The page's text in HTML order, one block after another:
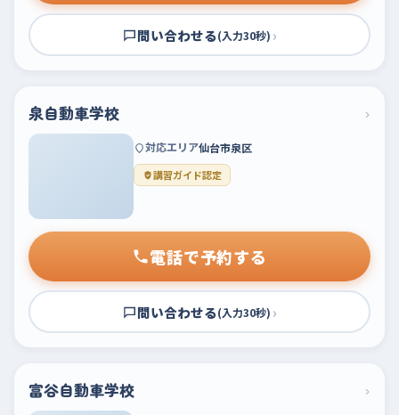
問い合わせる(入力30秒) ›
泉自動車学校 ›
対応エリア仙台市泉区
講習ガイド認定
電話で予約する
問い合わせる(入力30秒) ›
富谷自動車学校 ›